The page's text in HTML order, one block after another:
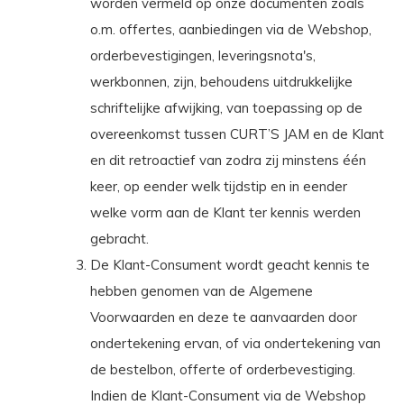
o.m. offertes, aanbiedingen via de Webshop,
orderbevestigingen, leveringsnota's,
werkbonnen, zijn, behoudens uitdrukkelijke
schriftelijke afwijking, van toepassing op de
overeenkomst tussen CURT’S JAM en de Klant
en dit retroactief van zodra zij minstens één
keer, op eender welk tijdstip en in eender
welke vorm aan de Klant ter kennis werden
gebracht.
De Klant-Consument wordt geacht kennis te
hebben genomen van de Algemene
Voorwaarden en deze te aanvaarden door
ondertekening ervan, of via ondertekening van
de bestelbon, offerte of orderbevestiging.
Indien de Klant-Consument via de Webshop